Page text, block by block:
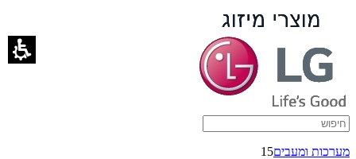
התיעלות
אנרגטית
ברימאג
מערכות
מערכות ומעבים15